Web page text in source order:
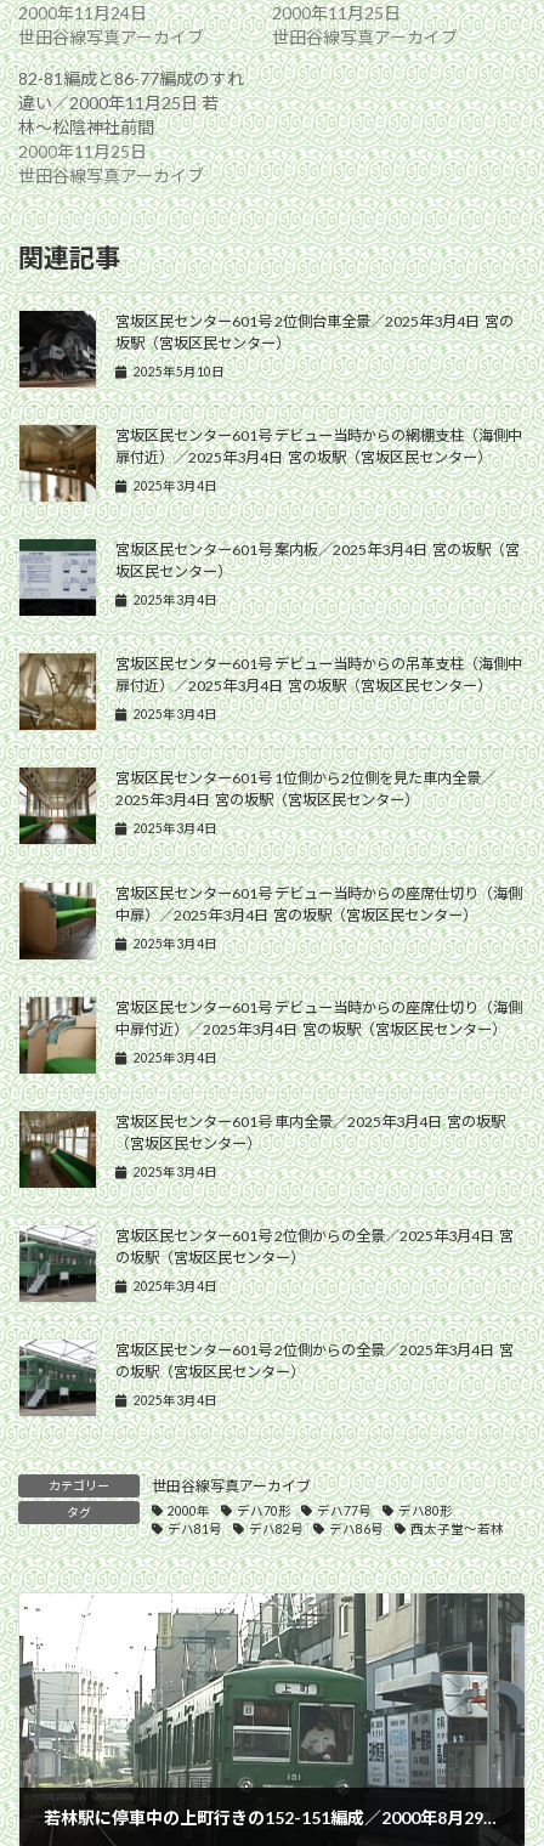
2000年11月24日
世田谷線写真アーカイブ
2000年11月25日
世田谷線写真アーカイブ
82-81編成と86-77編成のすれ
違い／2000年11月25日 若
林〜松陰神社前間
2000年11月25日
世田谷線写真アーカイブ
関連記事
宮坂区民センター601号 2位側台車全景／2025年3月4日 宮の
坂駅（宮坂区民センター）
2025年5月10日
宮坂区民センター601号 デビュー当時からの網棚支柱（海側中
扉付近）／2025年3月4日 宮の坂駅（宮坂区民センター）
2025年3月4日
宮坂区民センター601号 案内板／2025年3月4日 宮の坂駅（宮
坂区民センター）
2025年3月4日
宮坂区民センター601号 デビュー当時からの吊革支柱（海側中
扉付近）／2025年3月4日 宮の坂駅（宮坂区民センター）
2025年3月4日
宮坂区民センター601号 1位側から2位側を見た車内全景／
2025年3月4日 宮の坂駅（宮坂区民センター）
2025年3月4日
宮坂区民センター601号 デビュー当時からの座席仕切り（海側
中扉）／2025年3月4日 宮の坂駅（宮坂区民センター）
2025年3月4日
宮坂区民センター601号 デビュー当時からの座席仕切り（海側
中扉付近）／2025年3月4日 宮の坂駅（宮坂区民センター）
2025年3月4日
宮坂区民センター601号 車内全景／2025年3月4日 宮の坂駅
（宮坂区民センター）
2025年3月4日
宮坂区民センター601号 2位側からの全景／2025年3月4日 宮
の坂駅（宮坂区民センター）
2025年3月4日
宮坂区民センター601号 2位側からの全景／2025年3月4日 宮
の坂駅（宮坂区民センター）
2025年3月4日
カテゴリー 世田谷線写真アーカイブ
タグ 2000年 デハ70形 デハ77号
デハ80形
デハ81号
デハ82号 デハ86号 西太子堂〜若林
若林駅に停車中の上町行きの152-151編成／2000年8月29日 若林駅